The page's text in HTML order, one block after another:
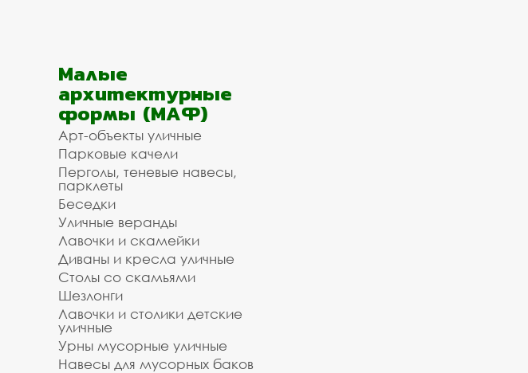
Малые
архитектурные
формы (МАФ)
Арт-объекты уличные
Парковые качели
Перголы, теневые навесы,
парклеты
Беседки
Уличные веранды
Лавочки и скамейки
Диваны и кресла уличные
Столы со скамьями
Шезлонги
Лавочки и столики детские
уличные
Урны мусорные уличные
Навесы для мусорных баков